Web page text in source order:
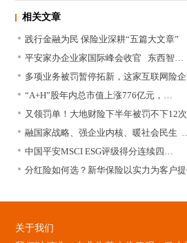
相关文章
践行金融为民 保险业深耕“五篇大文章”
平安家办企业家国际峰会收官 东西智…
多项业务被罚暂停拓新，这家互联网险
“A+H”股年内总市值上涨776亿元，…
又领罚单！大地财险下半年被罚不下12
融国家战略、强企业内核、暖社会民生
中国平安MSCI ESG评级得分连续四…
分红险如何选？新华保险以实力为客户
关于我们